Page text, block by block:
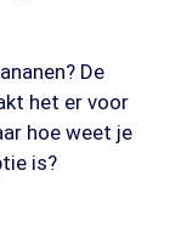
De
het er voor
hoe weet je
is?